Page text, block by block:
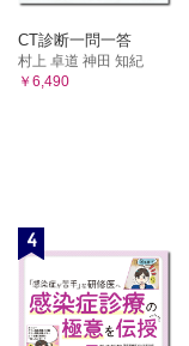
CT診断一問一答
村上 卓道 神田 知紀
￥6,490
4